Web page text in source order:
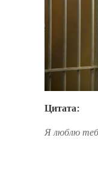
Цитата:
Я люблю